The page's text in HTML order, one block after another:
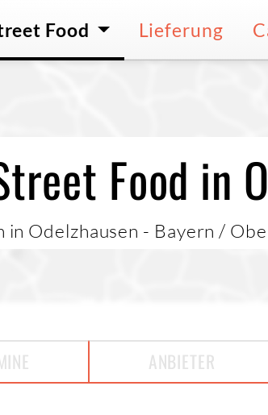
Food Lieferung
Food in
Odelzhausen - Bayern /
ANBIETER